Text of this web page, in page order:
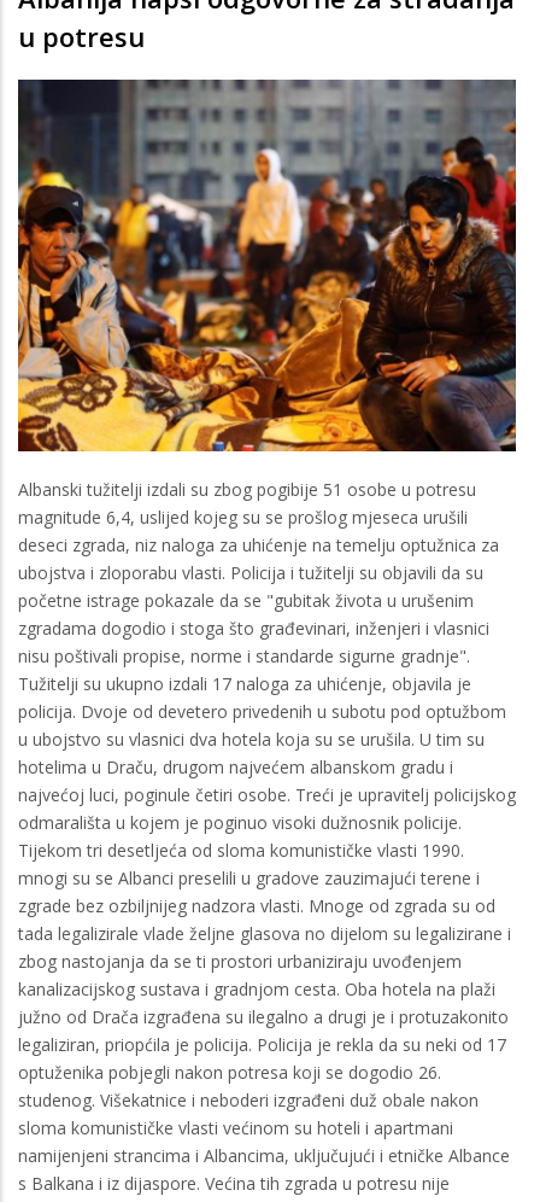
u potresu
Albanski tužitelji izdali su zbog pogibije 51 osobe u potresu
magnitude 6,4, uslijed kojeg su se prošlog mjeseca urušili
deseci zgrada, niz naloga za uhićenje na temelju optužnica za
ubojstva i zloporabu vlasti. Policija i tužitelji su objavili da su
početne istrage pokazale da se "gubitak života u urušenim
zgradama dogodio i stoga što građevinari, inženjeri i vlasnici
nisu poštivali propise, norme i standarde sigurne gradnje".
Tužitelji su ukupno izdali 17 naloga za uhićenje, objavila je
policija. Dvoje od devetero privedenih u subotu pod optužbom
u ubojstvo su vlasnici dva hotela koja su se urušila. U tim su
hotelima u Draču, drugom najvećem albanskom gradu i
najvećoj luci, poginule četiri osobe. Treći je upravitelj policijskog
odmarališta u kojem je poginuo visoki dužnosnik policije.
Tijekom tri desetljeća od sloma komunističke vlasti 1990.
mnogi su se Albanci preselili u gradove zauzimajući terene i
zgrade bez ozbiljnijeg nadzora vlasti. Mnoge od zgrada su od
tada legalizirale vlade željne glasova no dijelom su legalizirane i
zbog nastojanja da se ti prostori urbaniziraju uvođenjem
kanalizacijskog sustava i gradnjom cesta. Oba hotela na plaži
južno od Drača izgrađena su ilegalno a drugi je i protuzakonito
legaliziran, priopćila je policija. Policija je rekla da su neki od 17
optuženika pobjegli nakon potresa koji se dogodio 26.
studenog. Višekatnice i neboderi izgrađeni duž obale nakon
sloma komunističke vlasti većinom su hoteli i apartmani
namijenjeni strancima i Albancima, uključujući i etničke Albance
s Balkana i iz dijaspore. Većina tih zgrada u potresu nije